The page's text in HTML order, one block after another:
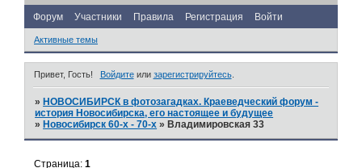
Форум Участники Правила Регистрация Войти
Активные темы
Привет, Гость! Войдитеили зарегистрируйтесь.
» НОВОСИБИРСК в фотозагадках. Краеведческий форум -
история Новосибирска, его настоящее и будущее
» Новосибирск 60-х - 70-х » Владимировская 33
Страница:1